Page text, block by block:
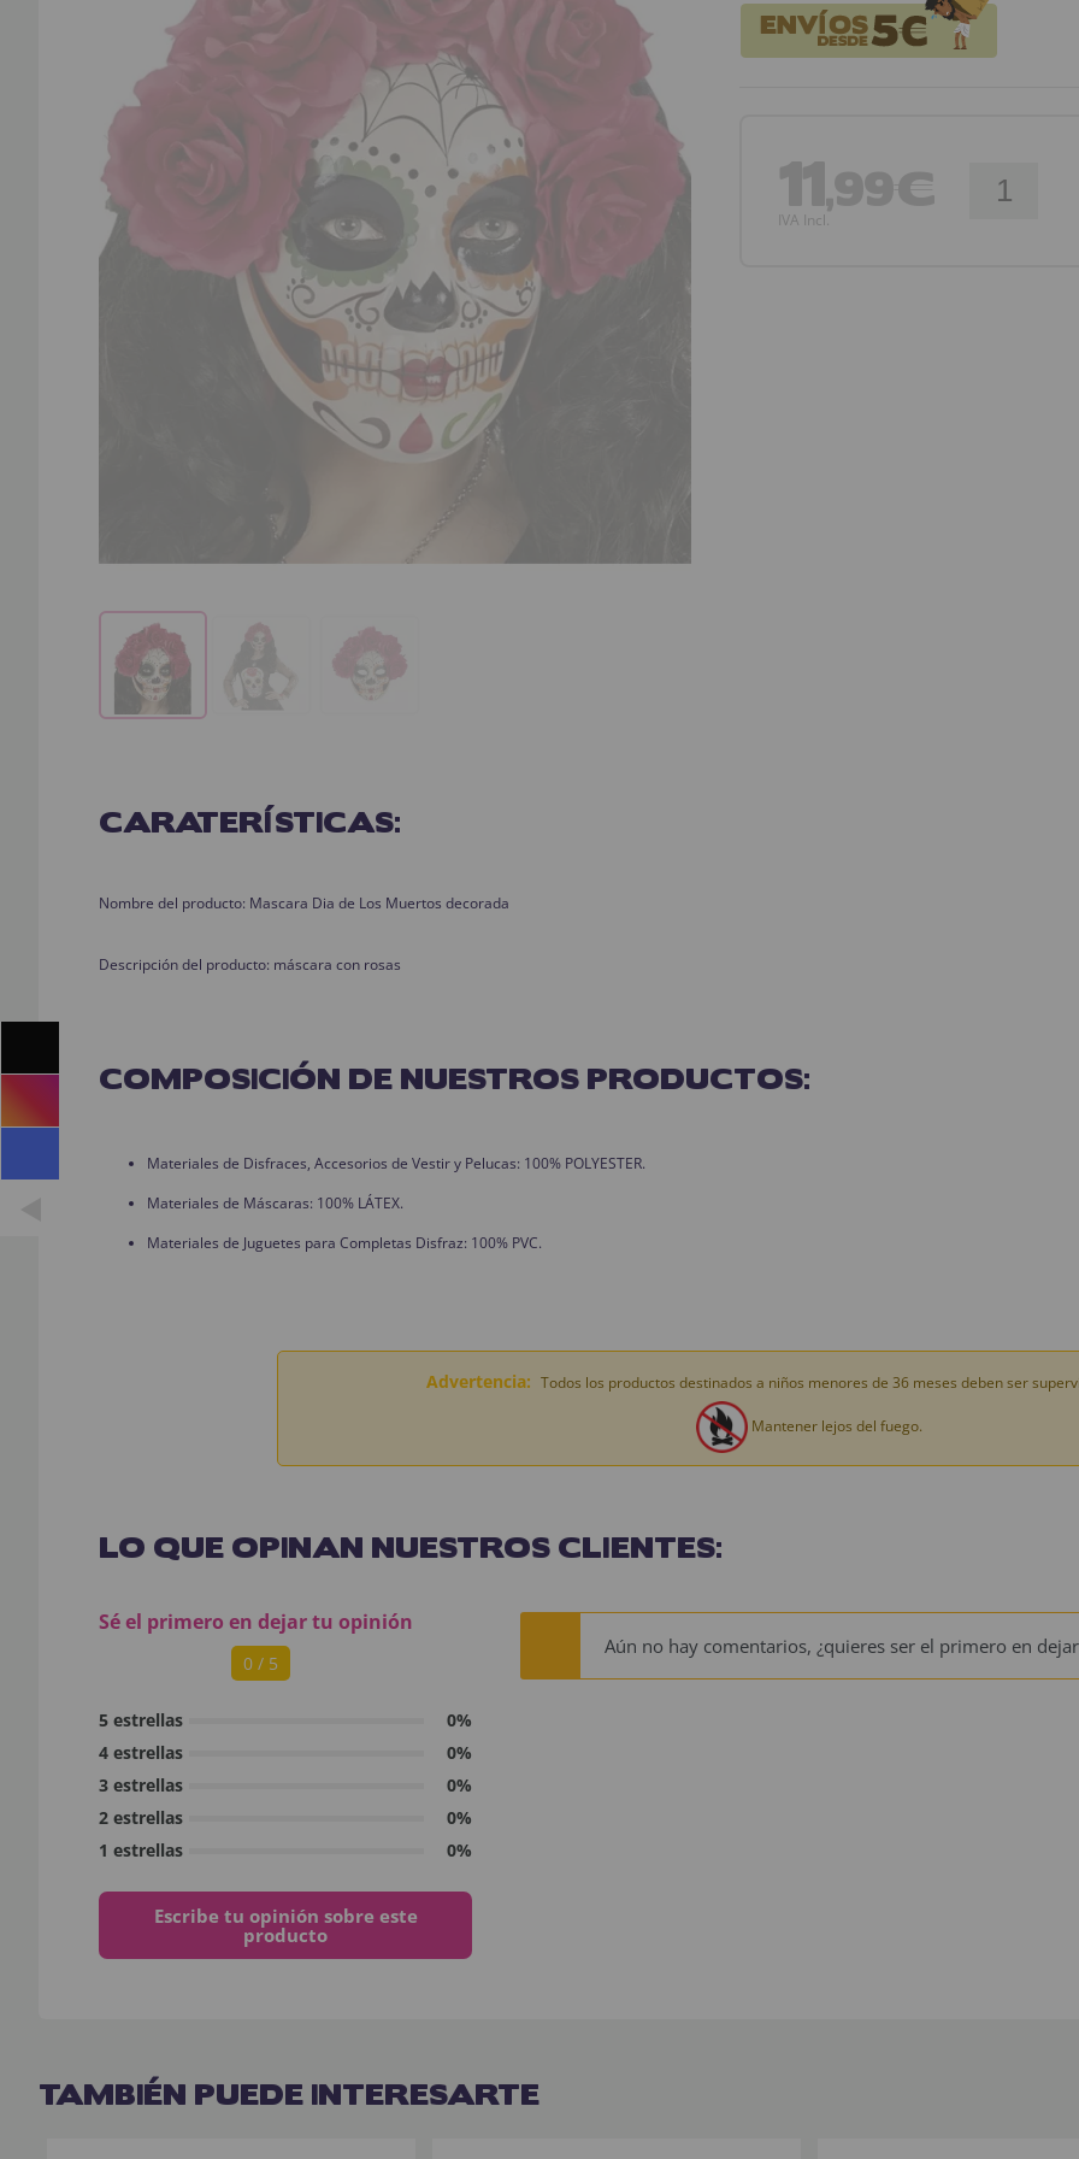
11,99€
IVA Incl.
CARATERÍSTICAS:
Nombre del producto: Mascara Dia de Los Muertos decorada
Descripción del producto: máscara con rosas
COMPOSICIÓN DE NUESTROS PRODUCTOS:
Materiales de Disfraces, Accesorios de Vestir y Pelucas: 100% POLYESTER.
Materiales de Máscaras: 100% LÁTEX.
Materiales de Juguetes para Completas Disfraz: 100% PVC.
Advertencia: Todos los productos destinados a niños menores de 36 meses deben ser
Mantener lejos del fuego.
LO QUE OPINAN NUESTROS CLIENTES:
Sé el primero en dejar tu opinión
0 / 5
5 estrellas
0%
4 estrellas
0%
3 estrellas
0%
2 estrellas
0%
1 estrellas
0%
Escribe tu opinión sobre este
producto
Aún no hay comentarios, ¿quieres ser el primero en
TAMBIÉN PUEDE INTERESARTE